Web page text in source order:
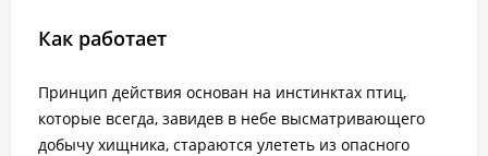
Как работает
Принцип действия основан на инстинктах птиц,
которые всегда, завидев в небе высматривающего
добычу хищника, стараются улететь из опасного